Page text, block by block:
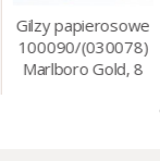
Gilzy papierosowe
100090/(030078)
Marlboro Gold, 8